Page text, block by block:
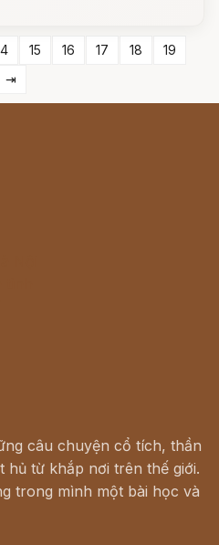
15 16 17 18
19
⇥
câu chuyện cổ tích, thần
hủ từ khắp nơi trên thế giới.
trong mình một bài học và